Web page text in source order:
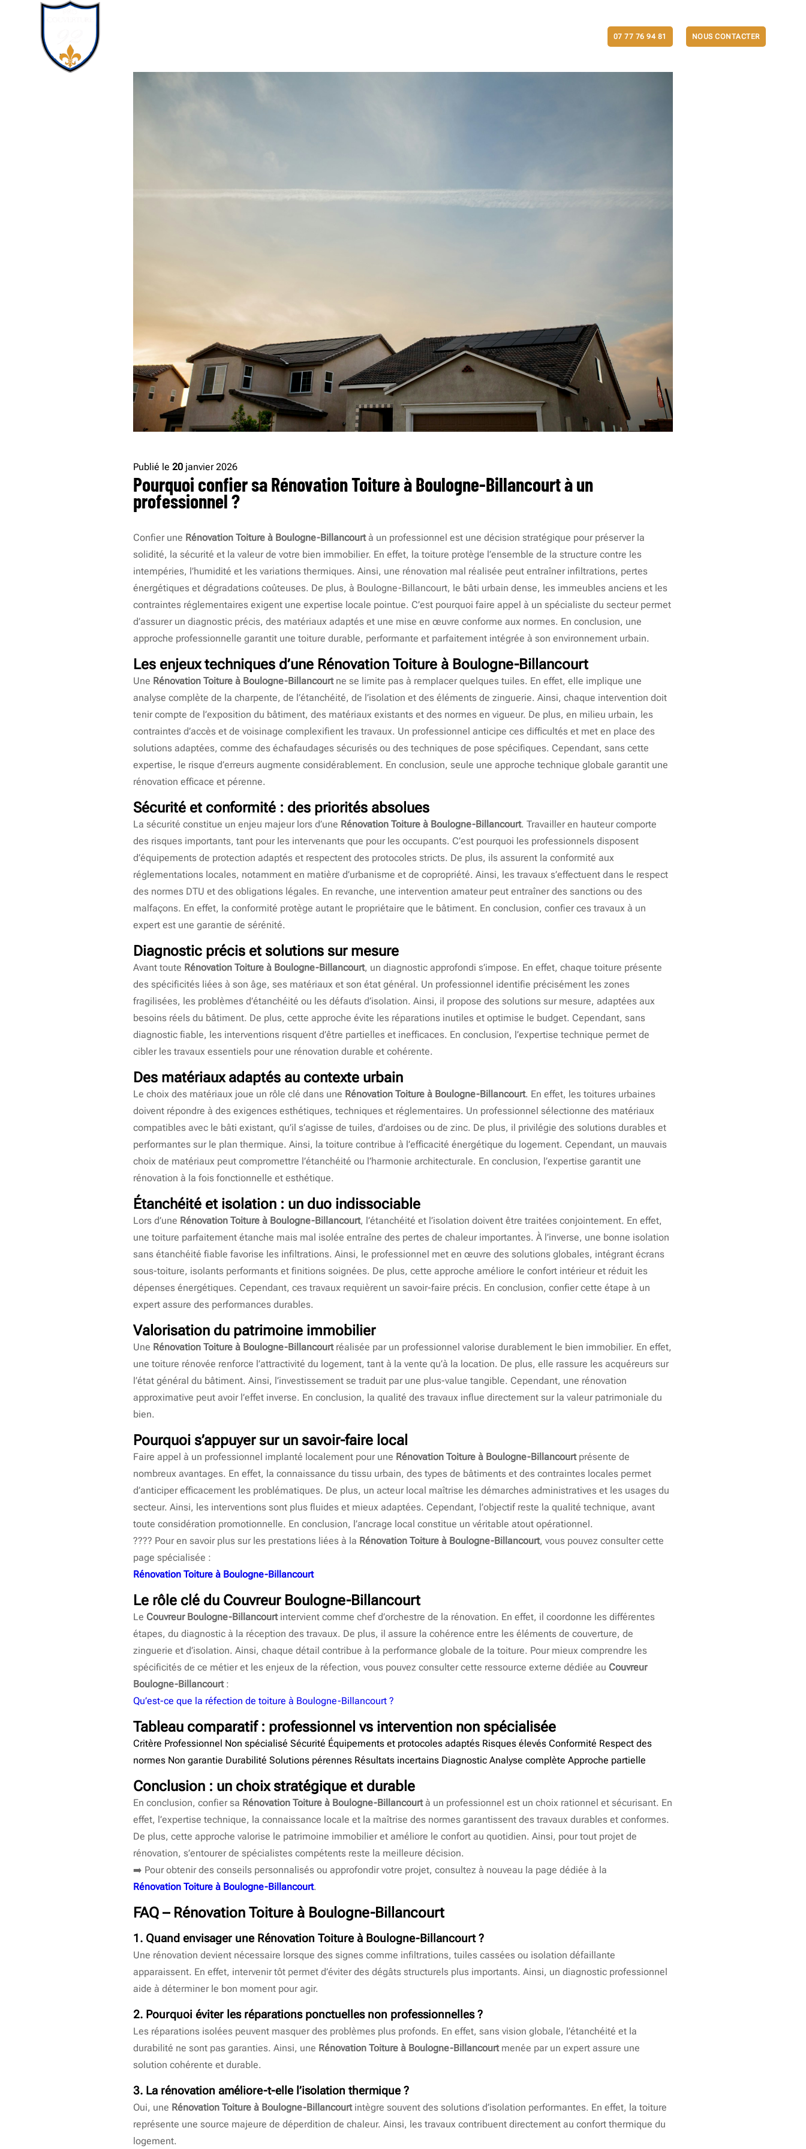
07 77 76 94 81 NOUS CONTACTER
Publié le 20 janvier 2026
Pourquoi confier sa Rénovation Toiture à Boulogne-Billancourt à un
professionnel ?
Confier une Rénovation Toiture à Boulogne-Billancourtà un professionnel est une décision stratégique pour préserver la
solidité, la sécurité et la valeur de votre bien immobilier. En effet, la toiture protège l’ensemble de la structure contre les
intempéries, l’humidité et les variations thermiques. Ainsi, une rénovation mal réalisée peut entraîner infiltrations, pertes
énergétiques et dégradations coûteuses. De plus, à Boulogne-Billancourt, le bâti urbain dense, les immeubles anciens et les
contraintes réglementaires exigent une expertise locale pointue. C’est pourquoi faire appel à un spécialiste du secteur permet
d’assurer un diagnostic précis, des matériaux adaptés et une mise en œuvre conforme aux normes. En conclusion, une
approche professionnelle garantit une toiture durable, performante et parfaitement intégrée à son environnement urbain.
Les enjeux techniques d’une Rénovation Toiture à Boulogne-Billancourt
Une Rénovation Toiture à Boulogne-Billancourtne se limite pas à remplacer quelques tuiles. En effet, elle implique une
analyse complète de la charpente, de l’étanchéité, de l’isolation et des éléments de zinguerie. Ainsi, chaque intervention doit
tenir compte de l’exposition du bâtiment, des matériaux existants et des normes en vigueur. De plus, en milieu urbain, les
contraintes d’accès et de voisinage complexifient les travaux. Un professionnel anticipe ces difficultés et met en place des
solutions adaptées, comme des échafaudages sécurisés ou des techniques de pose spécifiques. Cependant, sans cette
expertise, le risque d’erreurs augmente considérablement. En conclusion, seule une approche technique globale garantit une
rénovation efficace et pérenne.
Sécurité et conformité : des priorités absolues
La sécurité constitue un enjeu majeur lors d’une Rénovation Toiture à Boulogne-Billancourt. Travailler en hauteur comporte
des risques importants, tant pour les intervenants que pour les occupants. C’est pourquoi les professionnels disposent
d’équipements de protection adaptés et respectent des protocoles stricts. De plus, ils assurent la conformité aux
réglementations locales, notamment en matière d’urbanisme et de copropriété. Ainsi, les travaux s’effectuent dans le respect
des normes DTU et des obligations légales. En revanche, une intervention amateur peut entraîner des sanctions ou des
malfaçons. En effet, la conformité protège autant le propriétaire que le bâtiment. En conclusion, confier ces travaux à un
expert est une garantie de sérénité.
Diagnostic précis et solutions sur mesure
Avant toute Rénovation Toiture à Boulogne-Billancourt, un diagnostic approfondi s’impose. En effet, chaque toiture présente
des spécificités liées à son âge, ses matériaux et son état général. Un professionnel identifie précisément les zones
fragilisées, les problèmes d’étanchéité ou les défauts d’isolation. Ainsi, il propose des solutions sur mesure, adaptées aux
besoins réels du bâtiment. De plus, cette approche évite les réparations inutiles et optimise le budget. Cependant, sans
diagnostic fiable, les interventions risquent d’être partielles et inefficaces. En conclusion, l’expertise technique permet de
cibler les travaux essentiels pour une rénovation durable et cohérente.
Des matériaux adaptés au contexte urbain
Le choix des matériaux joue un rôle clé dans une Rénovation Toiture à Boulogne-Billancourt. En effet, les toitures urbaines
doivent répondre à des exigences esthétiques, techniques et réglementaires. Un professionnel sélectionne des matériaux
compatibles avec le bâti existant, qu’il s’agisse de tuiles, d’ardoises ou de zinc. De plus, il privilégie des solutions durables et
performantes sur le plan thermique. Ainsi, la toiture contribue à l’efficacité énergétique du logement. Cependant, un mauvais
choix de matériaux peut compromettre l’étanchéité ou l’harmonie architecturale. En conclusion, l’expertise garantit une
rénovation à la fois fonctionnelle et esthétique.
Étanchéité et isolation : un duo indissociable
Lors d’une Rénovation Toiture à Boulogne-Billancourt, l’étanchéité et l’isolation doivent être traitées conjointement. En effet,
une toiture parfaitement étanche mais mal isolée entraîne des pertes de chaleur importantes. À l’inverse, une bonne isolation
sans étanchéité fiable favorise les infiltrations. Ainsi, le professionnel met en œuvre des solutions globales, intégrant écrans
sous-toiture, isolants performants et finitions soignées. De plus, cette approche améliore le confort intérieur et réduit les
dépenses énergétiques. Cependant, ces travaux requièrent un savoir-faire précis. En conclusion, confier cette étape à un
expert assure des performances durables.
Valorisation du patrimoine immobilier
Une Rénovation Toiture à Boulogne-Billancourtréalisée par un professionnel valorise durablement le bien immobilier. En effet,
une toiture rénovée renforce l’attractivité du logement, tant à la vente qu’à la location. De plus, elle rassure les acquéreurs sur
l’état général du bâtiment. Ainsi, l’investissement se traduit par une plus-value tangible. Cependant, une rénovation
approximative peut avoir l’effet inverse. En conclusion, la qualité des travaux influe directement sur la valeur patrimoniale du
bien.
Pourquoi s’appuyer sur un savoir-faire local
Faire appel à un professionnel implanté localement pour une Rénovation Toiture à Boulogne-Billancourtprésente de
nombreux avantages. En effet, la connaissance du tissu urbain, des types de bâtiments et des contraintes locales permet
d’anticiper efficacement les problématiques. De plus, un acteur local maîtrise les démarches administratives et les usages du
secteur. Ainsi, les interventions sont plus fluides et mieux adaptées. Cependant, l’objectif reste la qualité technique, avant
toute considération promotionnelle. En conclusion, l’ancrage local constitue un véritable atout opérationnel.
???? Pour en savoir plus sur les prestations liées à la Rénovation Toiture à Boulogne-Billancourt, vous pouvez consulter cette
page spécialisée :
Rénovation Toiture à Boulogne-Billancourt
Le rôle clé du Couvreur Boulogne-Billancourt
Le Couvreur Boulogne-Billancourtintervient comme chef d’orchestre de la rénovation. En effet, il coordonne les différentes
étapes, du diagnostic à la réception des travaux. De plus, il assure la cohérence entre les éléments de couverture, de
zinguerie et d’isolation. Ainsi, chaque détail contribue à la performance globale de la toiture. Pour mieux comprendre les
spécificités de ce métier et les enjeux de la réfection, vous pouvez consulter cette ressource externe dédiée au Couvreur
Boulogne-Billancourt:
Qu’est-ce que la réfection de toiture à Boulogne-Billancourt ?
Tableau comparatif : professionnel vs intervention non spécialisée
Critère Professionnel Non spécialisé Sécurité Équipements et protocoles adaptés Risques élevés Conformité Respect des
normes Non garantie Durabilité Solutions pérennes Résultats incertains Diagnostic Analyse complète Approche partielle
Conclusion : un choix stratégique et durable
En conclusion, confier sa Rénovation Toiture à Boulogne-Billancourtà un professionnel est un choix rationnel et sécurisant. En
effet, l’expertise technique, la connaissance locale et la maîtrise des normes garantissent des travaux durables et conformes.
De plus, cette approche valorise le patrimoine immobilier et améliore le confort au quotidien. Ainsi, pour tout projet de
rénovation, s’entourer de spécialistes compétents reste la meilleure décision.
➡️ Pour obtenir des conseils personnalisés ou approfondir votre projet, consultez à nouveau la page dédiée à la
Rénovation Toiture à Boulogne-Billancourt.
FAQ – Rénovation Toiture à Boulogne-Billancourt
1. Quand envisager une Rénovation Toiture à Boulogne-Billancourt?
Une rénovation devient nécessaire lorsque des signes comme infiltrations, tuiles cassées ou isolation défaillante
apparaissent. En effet, intervenir tôt permet d’éviter des dégâts structurels plus importants. Ainsi, un diagnostic professionnel
aide à déterminer le bon moment pour agir.
2. Pourquoi éviter les réparations ponctuelles non professionnelles ?
Les réparations isolées peuvent masquer des problèmes plus profonds. En effet, sans vision globale, l’étanchéité et la
durabilité ne sont pas garanties. Ainsi, une Rénovation Toiture à Boulogne-Billancourtmenée par un expert assure une
solution cohérente et durable.
3. La rénovation améliore-t-elle l’isolation thermique ?
Oui, une Rénovation Toiture à Boulogne-Billancourtintègre souvent des solutions d’isolation performantes. En effet, la toiture
représente une source majeure de déperdition de chaleur. Ainsi, les travaux contribuent directement au confort thermique du
logement.